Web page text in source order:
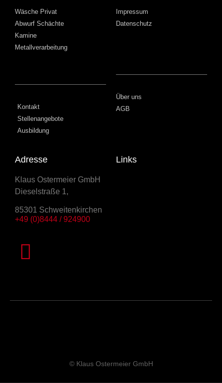
Wäsche Privat
Abwurf Schächte
Kamine
Metallverarbeitung
Kontakt
Stellenangebote
Ausbildung
Impressum
Datenschutz
Über uns
AGB
Adresse
Klaus Ostermeier GmbH
Dieselstraße 1,
85301 Schweitenkirchen
+49 (0)8444 / 924900
Links
© Klaus Ostermeier GmbH